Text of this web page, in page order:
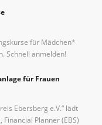
für Mädchen*
Schnell anmelden!
für Frauen
Ebersberg e.V.“ lädt
Planner (EBS)